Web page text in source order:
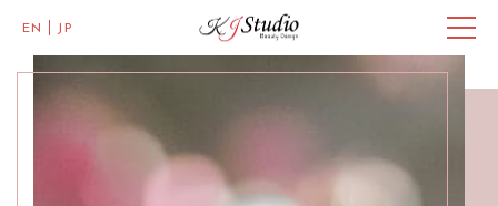
EN JP
Master of Eye Designs,